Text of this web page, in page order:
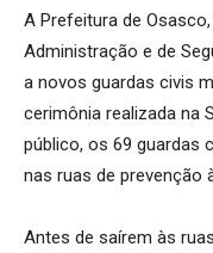
A Prefeitura de
Administração e de
a novos guardas civis
cerimônia realizada na
público, os 69 guardas
nas ruas de prevenção
Antes de saírem às